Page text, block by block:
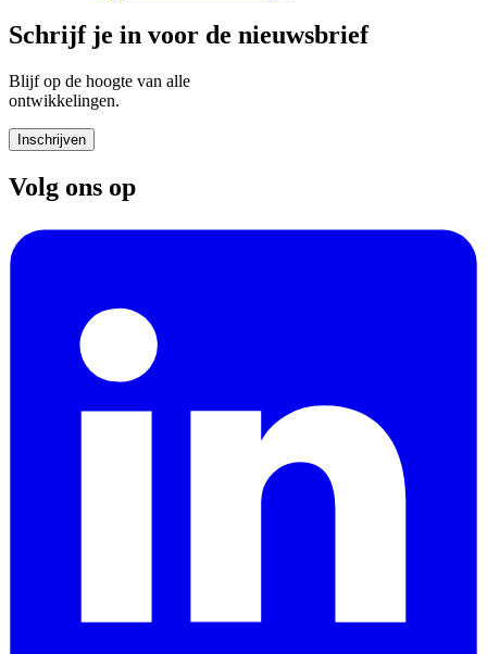
Schrijf je in voor de nieuwsbrief
Blijf op de hoogte van alle
ontwikkelingen.
Inschrijven
Volg ons op